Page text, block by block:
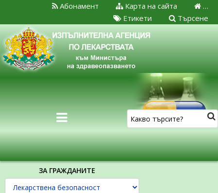
…
Карта на сайта
Абонамент
Търсене
Етикети
ЗА ГРАЖДАНИТЕ